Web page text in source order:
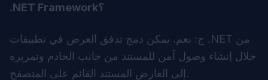
.NET Framework؟
ج: نعم. يمكن دمج تدفق العرض في تطبيقات .NET من
خلال إنشاء وصول آمن للمستند من جانب الخادم وتمريره
إلى العارض المستند القائم على المتصفح.